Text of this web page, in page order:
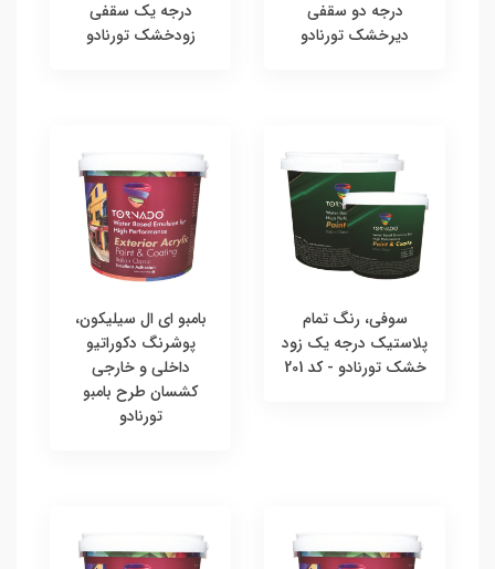
درجه دو سقفی
دیرخشک تورنادو
درجه یک سقفی
زودخشک تورنادو
سوفی، رنگ تمام
پلاستیک درجه یک زود
خشک تورنادو - کد 201
بامبو ای ال سیلیکون،
پوشرنگ دکوراتیو
داخلی و خارجی
کشسان طرح بامبو
تورنادو